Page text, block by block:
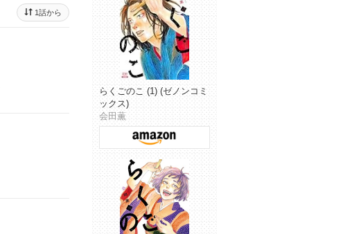
1話から
らくごのこ (1) (ゼノンコミ
ックス)
会田薫